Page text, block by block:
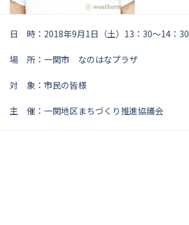
日 時：2018年9月1日（土）13：30～14：30
場 所：一関市 なのはなプラザ
対 象：市民の皆様
主 催：一関地区まちづくり推進協議会